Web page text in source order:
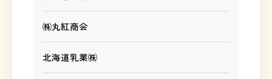
㈱丸紅商会
北海道乳業㈱